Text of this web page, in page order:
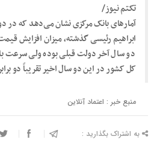
تکتم نیوز/
آمارهای بانک مرکزی نشان می‌دهد که در
ابراهیم رئیسی گذشته، میزان افزایش
دو سال آخر دولت قبلی بوده ولی سرعت
کل کشور در این دو سال اخیر تقریباً دو
منبع خبر : اعتماد آنلاین
به اشتراک بگذارید :